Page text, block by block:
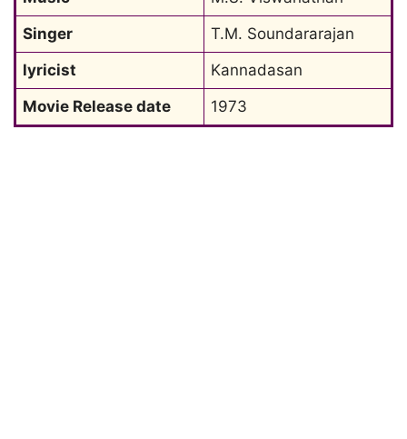
Singer
T.M. Soundararajan
lyricist
Kannadasan
Movie Release date
1973